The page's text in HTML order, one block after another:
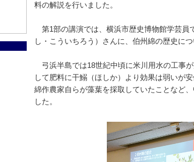
料の解説を行いました。
第1部の講演では、横浜市歴史博物館学芸員
し・こういちろう）さんに、伯州綿の歴史に
弓浜半島では18世紀中頃に米川用水の工事
して肥料に干鰯（ほしか）より効果は弱いが
綿作農家自らが藻葉を採取していたことなど
した。